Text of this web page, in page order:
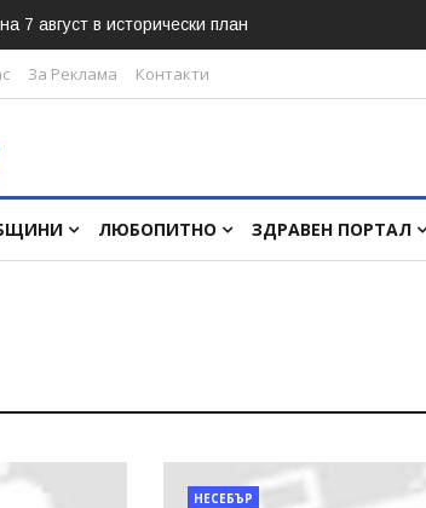
7 август в исторически план
За Реклама Контакти
ЛЮБОПИТНО ЗДРАВЕН ПОРТАЛ
НЕСЕБЪР